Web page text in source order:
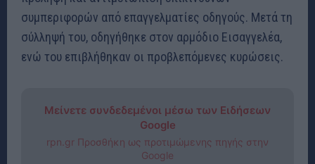
συμπεριφορών από επαγγελματίες οδηγούς. Μετά τη
σύλληψή του, οδηγήθηκε στον αρμόδιο Εισαγγελέα,
ενώ του επιβλήθηκαν οι προβλεπόμενες κυρώσεις.
Μείνετε συνδεδεμένοι μέσω των Ειδήσεων
Google
rpn.gr Προσθήκη ως προτιμώμενης πηγής στην
Google